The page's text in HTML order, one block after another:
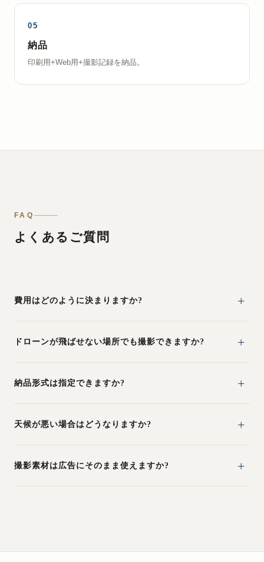
納品
印刷用+Web用+撮影記録を納品。
FAQ
よくあるご質問
費用はどのように決まりますか?
ドローンが飛ばせない場所でも撮影できますか?
納品形式は指定できますか?
天候が悪い場合はどうなりますか?
撮影素材は広告にそのまま使えますか?